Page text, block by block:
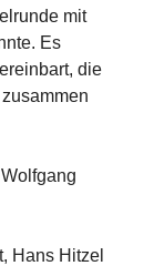
mit
Es
die
Hans Hitzel